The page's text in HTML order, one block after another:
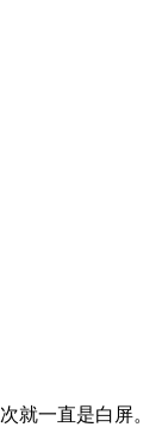
就一直是白屏。